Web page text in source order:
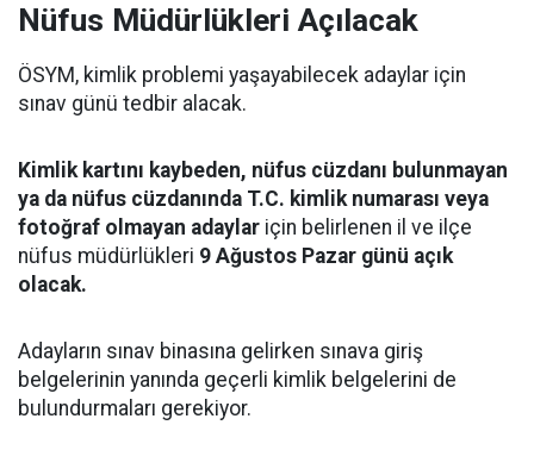
Nüfus Müdürlükleri Açılacak
ÖSYM, kimlik problemi yaşayabilecek adaylar için
sınav günü tedbir alacak.
Kimlik kartını kaybeden, nüfus cüzdanı bulunmayan
ya da nüfus cüzdanında T.C. kimlik numarası veya
fotoğraf olmayan adaylar için belirlenen il ve ilçe
nüfus müdürlükleri 9 Ağustos Pazar günü açık
olacak.
Adayların sınav binasına gelirken sınava giriş
belgelerinin yanında geçerli kimlik belgelerini de
bulundurmaları gerekiyor.